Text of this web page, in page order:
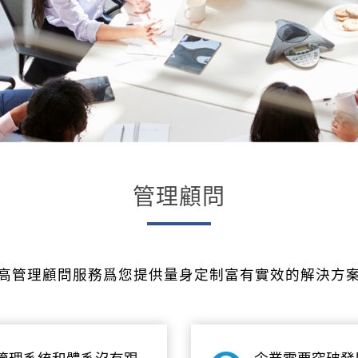
管理顧問
管理顧問服務爲您提供量身定制富有實效的解決方